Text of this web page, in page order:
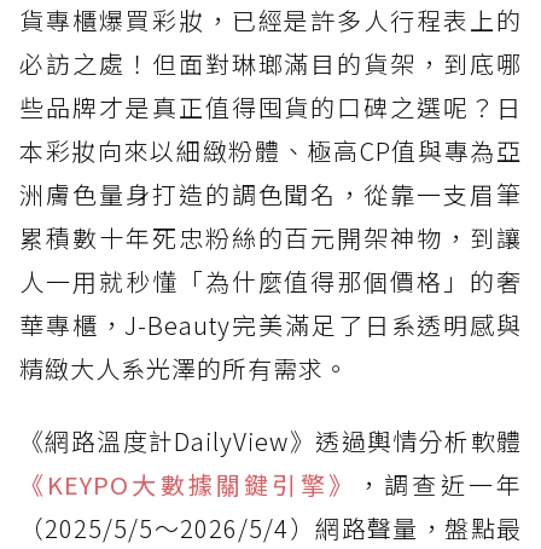
貨專櫃爆買彩妝，已經是許多人行程表上的
必訪之處！但面對琳瑯滿目的貨架，到底哪
些品牌才是真正值得囤貨的口碑之選呢？日
本彩妝向來以細緻粉體、極高CP值與專為亞
洲膚色量身打造的調色聞名，從靠一支眉筆
累積數十年死忠粉絲的百元開架神物，到讓
人一用就秒懂「為什麼值得那個價格」的奢
華專櫃，J-Beauty完美滿足了日系透明感與
精緻大人系光澤的所有需求。
《網路溫度計DailyView》透過輿情分析軟體
《KEYPO大數據關鍵引擎》
，調查近一年
（2025/5/5～2026/5/4）網路聲量，盤點最